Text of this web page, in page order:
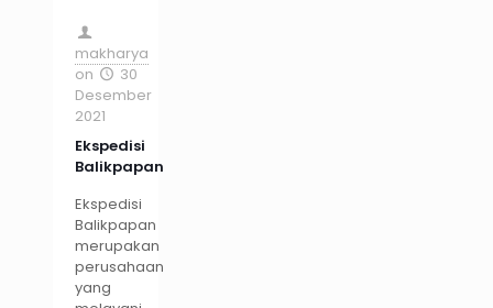
makharya
on
30
Desember
2021
Ekspedisi
Balikpapan
Ekspedisi
Balikpapan
merupakan
perusahaan
yang